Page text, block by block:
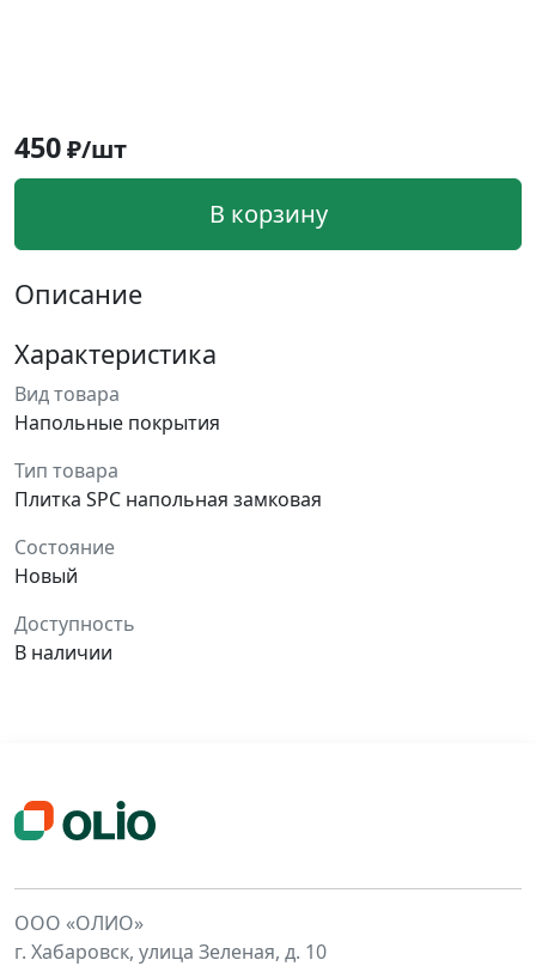
450₽/шт
В корзину
Описание
Характеристика
Вид товара
Напольные покрытия
Тип товара
Плитка SPC напольная замковая
Состояние
Новый
Доступность
В наличии
ООО «ОЛИО»
г. Хабаровск, улица Зеленая, д. 10